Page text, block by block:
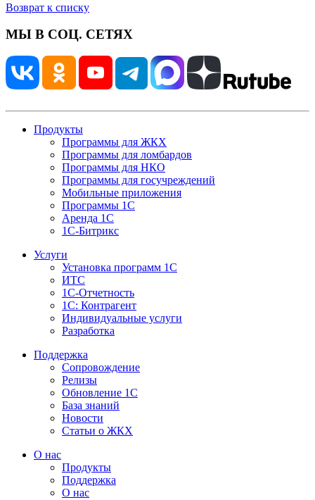
Возврат к списку
МЫ В СОЦ. СЕТЯХ
Продукты
Программы для ЖКХ
Программы для ломбардов
Программы для НКО
Программы для госучреждений
Мобильные приложения
Программы 1С
Аренда 1С
1С-Битрикс
Услуги
Установка программ 1С
ИТС
1С-Отчетность
1С: Контрагент
Индивидуальные услуги
Разработка
Поддержка
Сопровождение
Релизы
Обновление 1С
База знаний
Новости
Статьи о ЖКХ
О нас
Продукты
Поддержка
О нас